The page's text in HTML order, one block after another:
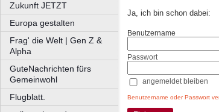
Zukunft JETZT
Europa gestalten
Frag' die Welt | Gen Z &
Alpha
GuteNachrichten fürs
Gemeinwohl
Flugblatt.
Ja, ich bin schon dabei:
Benutzername
Passwort
angemeldet bleiben
Benutzername oder Passwort